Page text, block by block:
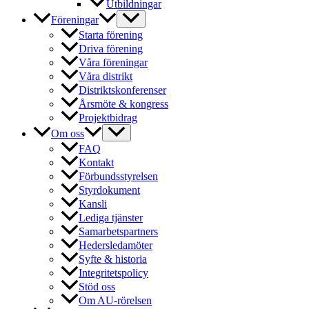
Utbildningar
Föreningar
Starta förening
Driva förening
Våra föreningar
Våra distrikt
Distriktskonferenser
Årsmöte & kongress
Projektbidrag
Om oss
FAQ
Kontakt
Förbundsstyrelsen
Styrdokument
Kansli
Lediga tjänster
Samarbetspartners
Hedersledamöter
Syfte & historia
Integritetspolicy
Stöd oss
Om AU-rörelsen